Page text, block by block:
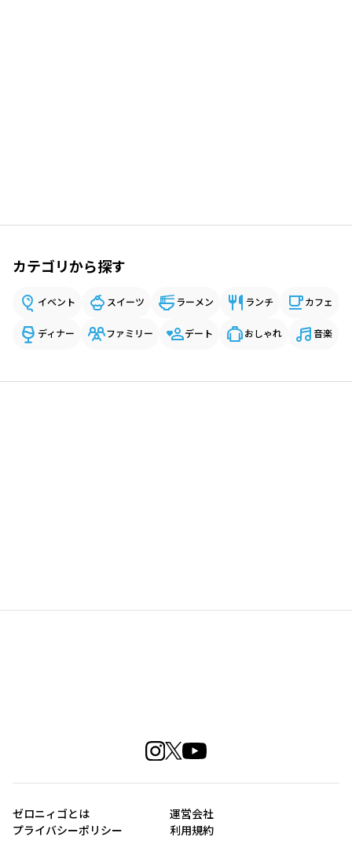
カテゴリから探す
イベント スイーツ ラーメン ランチ カフェ
ディナー ファミリー デート おしゃれ 音楽
ゼロニィゴとは
運営会社
プライバシーポリシー
利用規約